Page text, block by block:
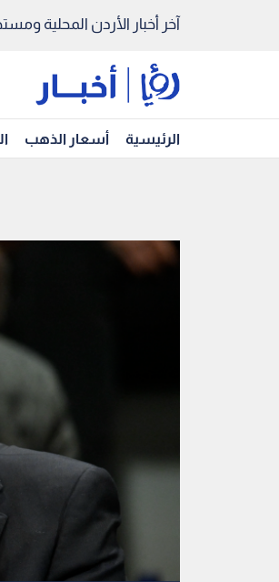
آخر أخبار الأردن المحلية
الرئيسية أسعار الذهب